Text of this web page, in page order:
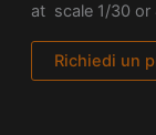
at scale 1/30 or
Richiedi un